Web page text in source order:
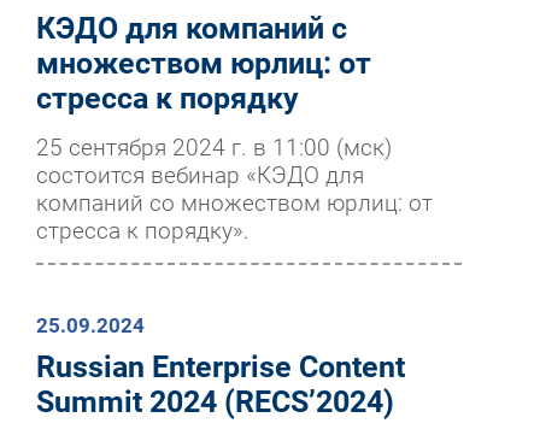
КЭДО для компаний с
множеством юрлиц: от
стресса к порядку
25 сентября 2024 г. в 11:00 (мск)
состоится вебинар «КЭДО для
компаний со множеством юрлиц: от
стресса к порядку».
25.09.2024
Russian Enterprise Content
Summit 2024 (RECS’2024)